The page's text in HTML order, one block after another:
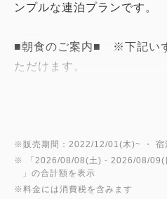
ンプルな連泊プランです。
■朝食のご案内■ ※下記い
ただけます。
内容：ジョナサンこだわり
主食には厳選したコシヒ
言われるキヌアを使用した
ジョナサンこだわりの湯
※販売期間：2022/12/01(木)~ ・
※ 「 2026/08/08(土) - 2026/08/09(
」の合計額を表示
※料金には消費税を含みます